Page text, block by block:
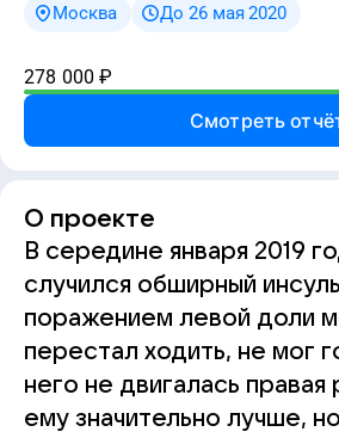
Москва До 26 мая 2020
278 000 ₽
Смотреть
О проекте
В середине января 2019
случился обширный
поражением левой доли
перестал ходить, не мог
него не двигалась правая
ему значительно лучше, но